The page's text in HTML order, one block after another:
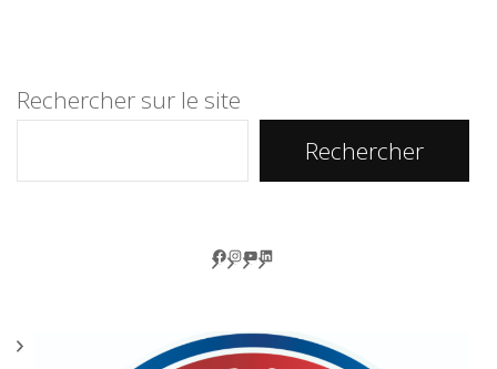
Rechercher sur le site
Rechercher
Facebook
Instagram
YouTube
LinkedIn